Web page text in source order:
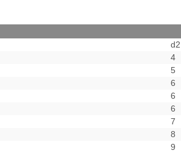
4
5
6
6
6
7
8
9